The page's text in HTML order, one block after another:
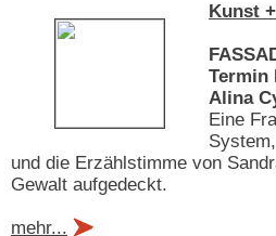
Kunst
Termin
Alina
Eine
und die Erzählstimme von
Gewalt aufgedeckt.
mehr...